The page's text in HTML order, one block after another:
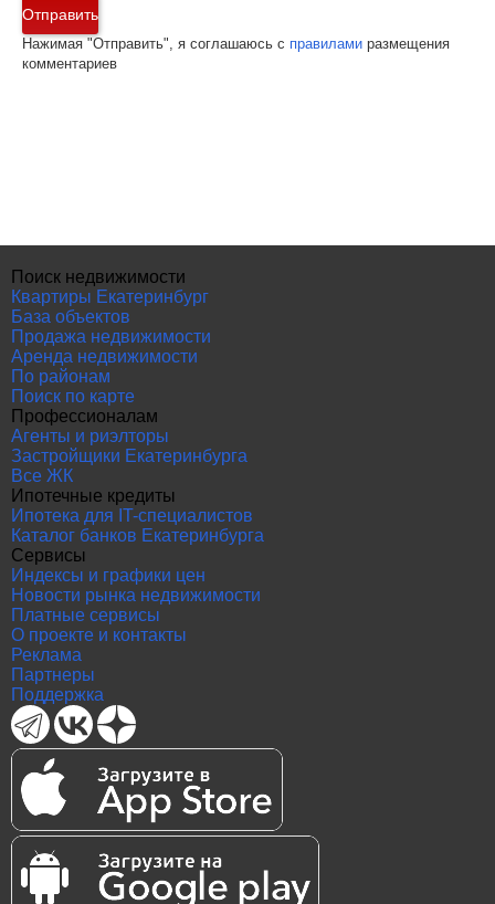
Отправить
Нажимая "Отправить", я соглашаюсь с правилами размещения
комментариев
Поиск недвижимости
Квартиры Екатеринбург
База объектов
Продажа недвижимости
Аренда недвижимости
По районам
Поиск по карте
Профессионалам
Агенты и риэлторы
Застройщики Екатеринбурга
Все ЖК
Ипотечные кредиты
Ипотека для IT-специалистов
Каталог банков Екатеринбурга
Сервисы
Индексы и графики цен
Новости рынка недвижимости
Платные сервисы
О проекте и контакты
Реклама
Партнеры
Поддержка